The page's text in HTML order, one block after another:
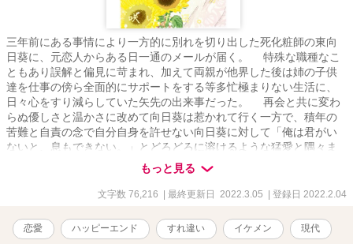
三年前にある事情により一方的に別れを切り出した死化粧師の東向
日葵に、元恋人からある日一通のメールが届く。 特殊な職種なこ
ともあり誤解と偏見に苛まれ、加えて両親が他界した後は姉の子供
達を仕事の傍ら全面的にサポートをする等多忙極まりない生活に、
日々心をすり減らしていた矢先の出来事だった。 再会と共に変わ
らぬ優しさと温かさに改めて向日葵は惹かれて行く一方で、積年の
苦難と自責の念で自分自身を許せない向日葵に対して「俺は君がい
ないと、息もできない。」とどろどろに溶けるような猛愛と隅々ま
で体を知り尽くした元恋人からの痺れる快楽に翻弄され……。 三
年の月日を得て止まっていた歯車が動き出し、二人の物語が進んで
いく。 ★３/５に完結致します！それまで２/２２～３/５まで毎日２
(なるべく分かりやすく記載しましたが、不明点や改善点あれば是非)
★養子縁組制度が出てきます。 表紙のイラストは神友人様からで
もっと見る
文字数 76,216 | 最終更新日 2022.3.05 | 登録日 2022.2.04
恋愛 ハッピーエンド すれ違い イケメン 現代